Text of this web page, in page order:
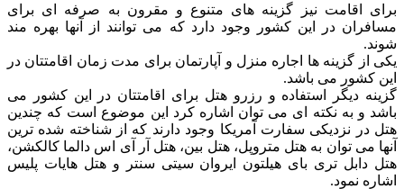
برای اقامت نیز گزینه های متنوع و مقرون به صرفه ای برای
مسافران در این کشور وجود دارد که می توانند از آنها بهره مند
شوند.
یکی از گزینه ها اجاره منزل و آپارتمان برای مدت زمان اقامتتان در
این کشور می باشد.
گزینه دیگر استفاده و رزرو هتل برای اقامتتان در این کشور می
باشد و به نکته ای می توان اشاره کرد این موضوع است که چندین
هتل در نزدیکی سفارت آمریکا وجود دارند که از شناخته شده ترین
آنها می توان به هتل متروپل، هتل بین، هتل آر آی اس دالما کالکشن،
هتل دابل تری بای هیلتون ایروان سیتی سنتر و هتل هایات پلیس
اشاره نمود.